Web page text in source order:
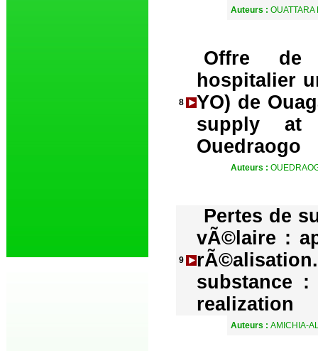
Auteurs : OUATTARA
8
Offre de
hospitalier
YO) de
supply at
Ouedraogo
Auteurs :
9
Pertes de
vÃ©laire :
substance
realization
Auteurs : AMICHIA-